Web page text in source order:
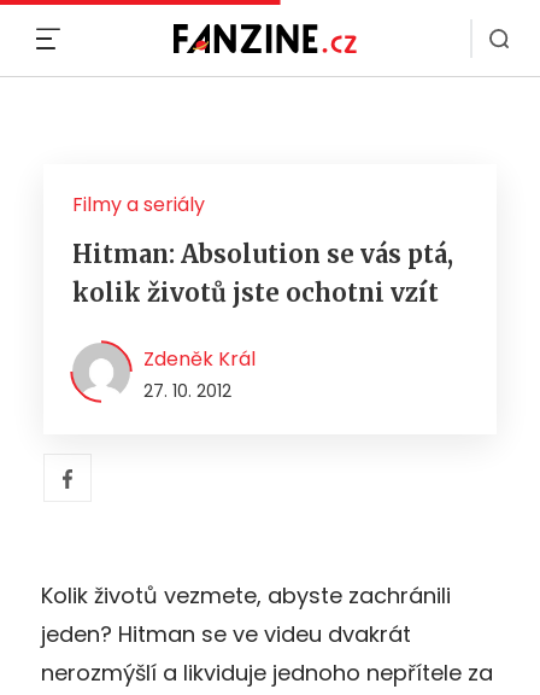
Filmy a seriály
Hitman: Absolution se vás ptá,
kolik životů jste ochotni vzít
Zdeněk Král
27. 10. 2012
Kolik životů vezmete, abyste zachránili
jeden? Hitman se ve videu dvakrát
nerozmýšlí a likviduje jednoho nepřítele za